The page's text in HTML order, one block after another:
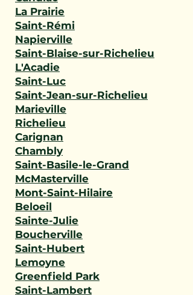
La Prairie
Saint-Rémi
Napierville
Saint-Blaise-sur-Richelieu
L'Acadie
Saint-Luc
Saint-Jean-sur-Richelieu
Marieville
Richelieu
Carignan
Chambly
Saint-Basile-le-Grand
McMasterville
Mont-Saint-Hilaire
Beloeil
Sainte-Julie
Boucherville
Saint-Hubert
Lemoyne
Greenfield Park
Saint-Lambert